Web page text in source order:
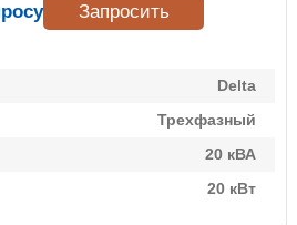
Delta
Трехфазный
20 кВА
20 кВт
Запросить